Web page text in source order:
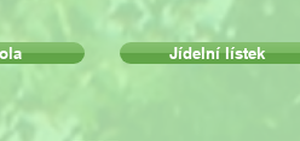
Jídelní lístek